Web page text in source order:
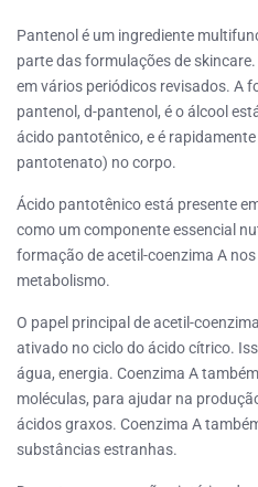
Pantenol é um ingrediente
parte das formulações de
em vários periódicos revisados. A
pantenol, d-pantenol, é o álcool
ácido pantotênico, e é
pantotenato) no corpo.
Ácido pantotênico está presente
como um componente essencial
formação de acetil-coenzima A
metabolismo.
O papel principal de acetil-
ativado no ciclo do ácido cítrico.
água, energia. Coenzima A
moléculas, para ajudar na
ácidos graxos. Coenzima A
substâncias estranhas.